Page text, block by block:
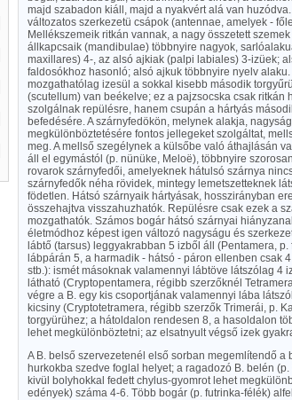
majd szabadon kiáll, majd a nyakvért alá van
változatos szerkezetü csápok (antennae, amelyek -
Mellékszemeik ritkán vannak, a nagy összetett
állkapcsaik (mandibulae) többnyire nagyok,
maxillares) 4-, az alsó ajkiak (palpi labiales) 3-izüek;
faldosókhoz hasonló; alsó ajkuk többnyire nyelv
mozgathatólag izesül a sokkal kisebb második
(scutellum) van beékelve; ez a pajzsocska csak
szolgálnak repülésre, hanem csupán a hártyás
befedésére. A szárnyfedökön, melynek alakja,
megkülönböztetésére fontos jellegeket szolgáltat,
meg. A mellső szegélynek a külsőbe való áthajlásán
áll el egymástól (p. nünüke, Meloë), többnyire
rovarok szárnyfedői, amelyeknek hátulsó szárnya
szárnyfedők néha rövidek, mintegy lemetszetteknek
födetlen. Hátsó szárnyaik hártyásak, hosszirányban
összehajtva visszahuzhatók. Repülésre csak ezek a
mozgathatók. Számos bogár hátsó szárnyai
életmódhoz képest igen változó nagyságu és
lábtő (tarsus) leggyakrabban 5 izből áll (Pentamera,
lábpárán 5, a harmadik - hátsó - páron ellenben csak
stb.): ismét másoknak valamennyi lábtöve látszólag 4
látható (Cryptopentamera, régibb szerzőknél
végre a B. egy kis csoportjának valamennyi lába
kicsiny (Cryptotetramera, régibb szerzők Trimerái, p.
torgyürühez; a hátoldalon rendesen 8, a hasoldalon
lehet megkülönböztetni; az elsatnyult végső izek
A B. belső szervezetenél első sorban megemlítendő
hurkokba szedve foglal helyet; a ragadozó B. belén
kivül bolyhokkal fedett chylus-gyomrot lehet
edények) száma 4-6. Több bogár (p. futrinka-félék)